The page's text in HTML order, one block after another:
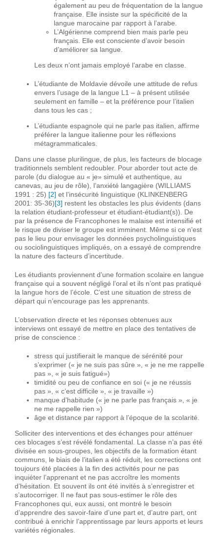
également au peu de fréquentation de la langue
française. Elle insiste sur la spécificité de la
langue marocaine par rapport à l’arabe.
L’Algérienne comprend bien mais parle peu
français. Elle est consciente d’avoir besoin
d’améliorer sa langue.
Les deux n’ont jamais employé l’arabe en classe.
L’étudiante de Moldavie dévoile une attitude de refus
envers l’usage de la langue L1 – à présent utilisée
seulement en famille – et la préférence pour l’italien
dans tous les cas ;
L’étudiante espagnole qui ne parle pas italien, affirme
préférer la langue italienne pour les réflexions
métagrammaticales.
Dans une classe plurilingue, de plus, les facteurs de blocage
traditionnels semblent redoubler. Pour aborder tout acte de
parole (du dialogue au « je» simulé et authentique, au
canevas, au jeu de rôle), l’anxiété langagière (WILLIAMS
1991 : 25) [2] et l’insécurité linguistique (KLINKENBERG
2001: 35-36)[3] restent les obstacles les plus évidents (dans
la relation étudiant-professeur et étudiant-étudiant(s)). De
par la présence de Francophones le malaise est intensifié et
le risque de diviser le groupe est imminent. Même si ce n’est
pas le lieu pour envisager les données psycholinguistiques
ou sociolinguistiques impliqués, on a essayé de comprendre
la nature des facteurs d’incertitude.
Les étudiants proviennent d’une formation scolaire en langue
française qui a souvent négligé l’oral et ils n’ont pas pratiqué
la langue hors de l’école. C’est une situation de stress de
départ qui n’encourage pas les apprenants.
L’observation directe et les réponses obtenues aux
interviews ont essayé de mettre en place des tentatives de
prise de conscience :
stress qui justifierait le manque de sérénité pour
s’exprimer (« je ne suis pas sûre », « je ne me rappelle
pas », « je suis fatigué»)
timidité ou peu de confiance en soi (« je ne réussis
pas », « c’est difficile », « je travaille »)
manque d’habitude (« je ne parle pas français », « je
ne me rappelle rien »)
âge et distance par rapport à l’époque de la scolarité.
Solliciter des interventions et des échanges pour atténuer
ces blocages s’est révélé fondamental. La classe n’a pas été
divisée en sous-groupes, les objectifs de la formation étant
communs, le biais de l’italien a été réduit, les corrections ont
toujours été placées à la fin des activités pour ne pas
inquiéter l’apprenant et ne pas accroître les moments
d’hésitation. Et souvent ils ont été invités à s’enregistrer et
s’autocorriger. Il ne faut pas sous-estimer le rôle des
Francophones qui, eux aussi, ont montré le besoin
d’apprendre des savoir-faire d’une part et, d’autre part, ont
contribué à enrichir l’apprentissage par leurs apports et leurs
variétés régionales.